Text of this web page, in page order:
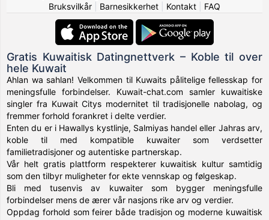
Bruksvilkår
Barnesikkerhet Kontakt FAQ
Gratis Kuwaitisk Datingnettverk – Koble til over
hele Kuwait
Ahlan wa sahlan! Velkommen til Kuwaits pålitelige fellesskap for
meningsfulle forbindelser. Kuwait-chat.com samler kuwaitiske
singler fra Kuwait Citys modernitet til tradisjonelle nabolag, og
fremmer forhold forankret i delte verdier.
Enten du er i Hawallys kystlinje, Salmiyas handel eller Jahras arv,
koble til med kompatible kuwaiter som verdsetter
familietradisjoner og autentiske partnerskap.
Vår helt gratis plattform respekterer kuwaitisk kultur samtidig
som den tilbyr muligheter for ekte vennskap og følgeskap.
Bli med tusenvis av kuwaiter som bygger meningsfulle
forbindelser mens de ærer vår nasjons rike arv og verdier.
Oppdag forhold som feirer både tradisjon og moderne kuwaitisk